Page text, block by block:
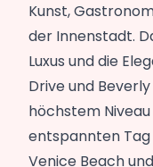
Kunst,
der Innenstadt.
Luxus und die
Drive und
höchstem
entspannten
Venice Beach